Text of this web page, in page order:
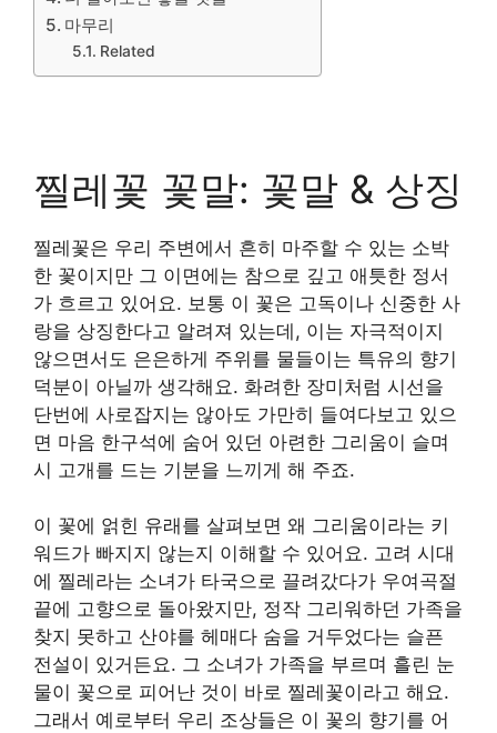
마무리
Related
찔레꽃 꽃말: 꽃말 & 상징
찔레꽃은 우리 주변에서 흔히 마주할 수 있는 소박
한 꽃이지만 그 이면에는 참으로 깊고 애틋한 정서
가 흐르고 있어요. 보통 이 꽃은 고독이나 신중한 사
랑을 상징한다고 알려져 있는데, 이는 자극적이지
않으면서도 은은하게 주위를 물들이는 특유의 향기
덕분이 아닐까 생각해요. 화려한 장미처럼 시선을
단번에 사로잡지는 않아도 가만히 들여다보고 있으
면 마음 한구석에 숨어 있던 아련한 그리움이 슬며
시 고개를 드는 기분을 느끼게 해 주죠.
이 꽃에 얽힌 유래를 살펴보면 왜 그리움이라는 키
워드가 빠지지 않는지 이해할 수 있어요. 고려 시대
에 찔레라는 소녀가 타국으로 끌려갔다가 우여곡절
끝에 고향으로 돌아왔지만, 정작 그리워하던 가족을
찾지 못하고 산야를 헤매다 숨을 거두었다는 슬픈
전설이 있거든요. 그 소녀가 가족을 부르며 흘린 눈
물이 꽃으로 피어난 것이 바로 찔레꽃이라고 해요.
그래서 예로부터 우리 조상들은 이 꽃의 향기를 어